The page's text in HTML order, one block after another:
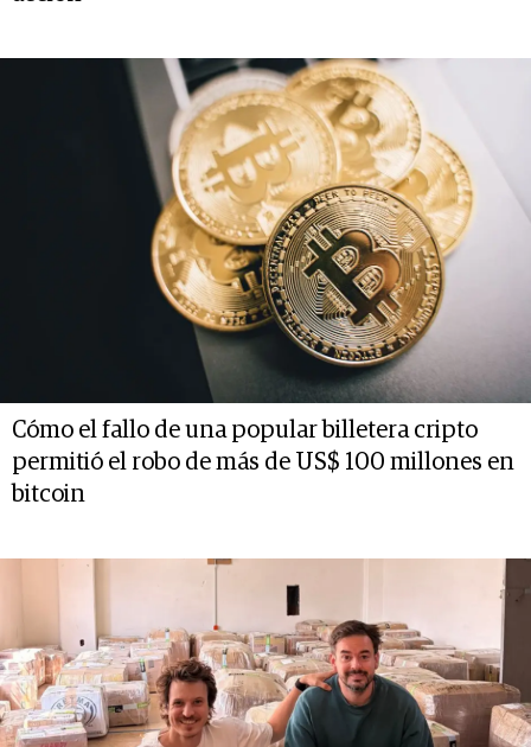
Cómo el fallo de una popular billetera cripto
permitió el robo de más de US$ 100 millones en
bitcoin